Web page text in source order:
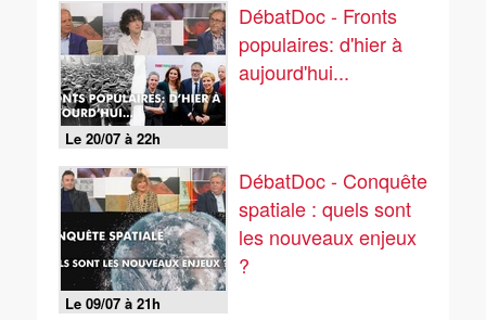
Le 20/07 à 22h
DébatDoc - Fronts
populaires: d'hier à
aujourd'hui...
Le 09/07 à 21h
DébatDoc - Conquête
spatiale : quels sont
les nouveaux enjeux
?